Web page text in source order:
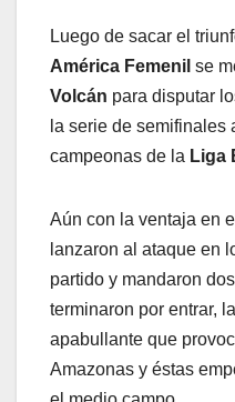
Luego de sacar el
América Femenil se
Volcán para disputar
la serie de semifinales
campeonas de la Liga
Aún con la ventaja en
lanzaron al ataque en
partido y mandaron
terminaron por entrar,
apabullante que
Amazonas y éstas